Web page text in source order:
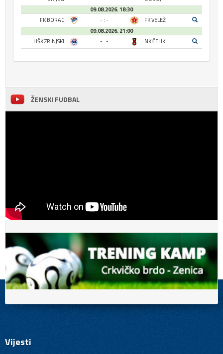
09.08.2026. 18:30
FK BORAC
- : -
FK VELEŽ
09.08.2026. 21:00
HŠK ZRINJSKI
- : - NK ČELIK
ŽENSKI FUDBAL
Vijesti